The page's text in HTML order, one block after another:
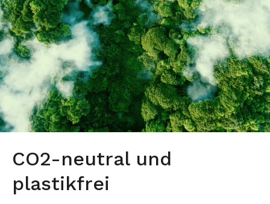
CO2-neutral und
plastikfrei